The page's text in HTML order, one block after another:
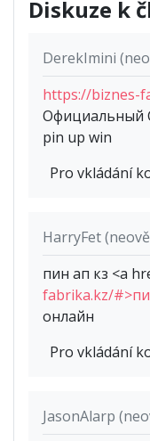
Diskuze k
DerekImini
https://biznes-
Официальный
pin up win
Pro vkládání
HarryFet
пин ап кз <a
fabrika.kz/
онлайн
Pro vkládání
JasonAlarp